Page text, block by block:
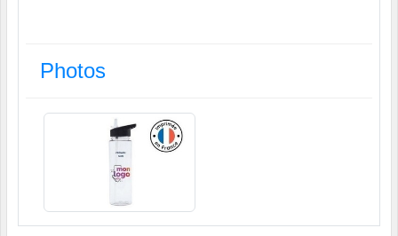
Photos